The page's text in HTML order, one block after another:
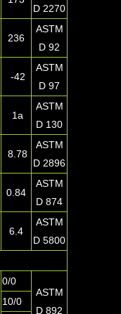
D 2270
236
ASTM
D 92
-42
ASTM
D 97
1a
ASTM
D 130
8.78
ASTM
D 2896
0.84
ASTM
D 874
6.4
ASTM
D 5800
0/0
ASTM
D 892
10/0